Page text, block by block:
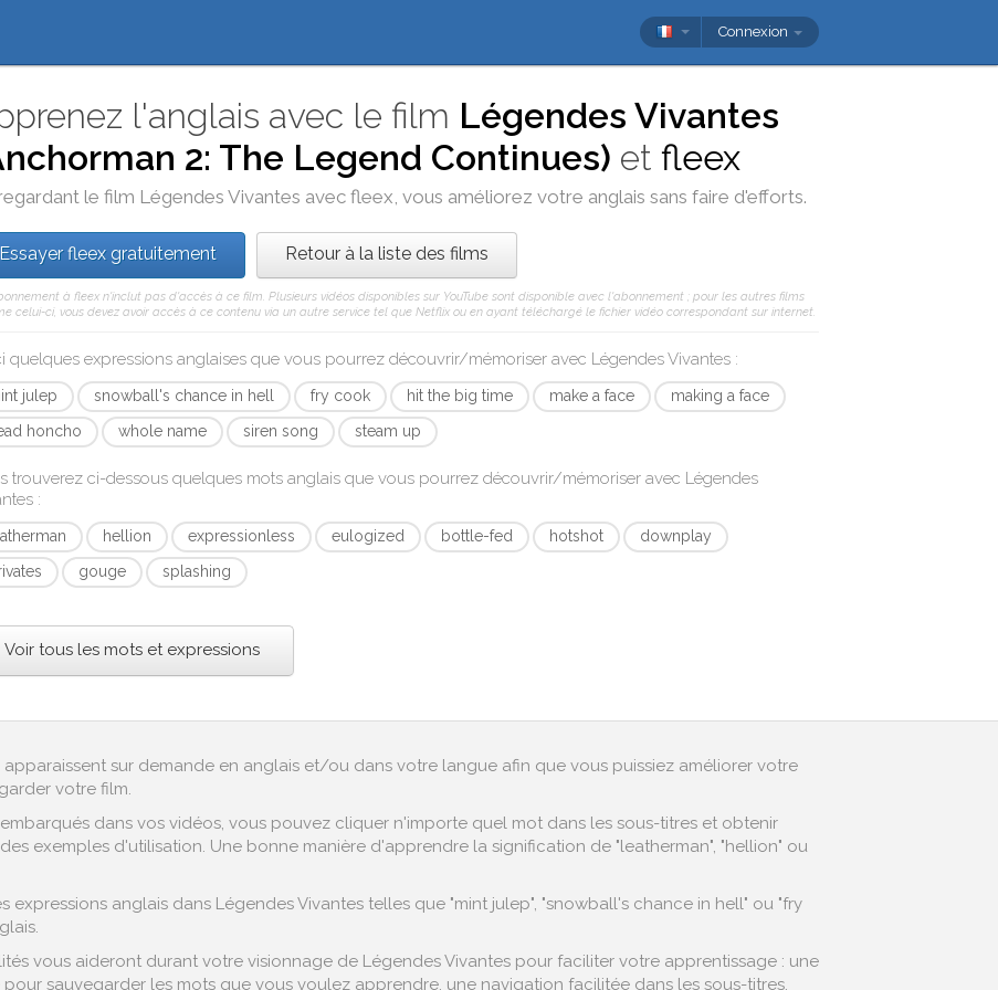
Connexion
l'anglais avec le film Légendes Vivantes
2: The Legend Continues) etfleex
le film Légendes Vivantes avecfleex, vous améliorez votre anglais sans faire d'efforts.
Essayer fleex gratuitement Retour à la liste des films
à fleex n'inclut pas d'accès à ce film. Plusieurs vidéos disponibles sur YouTube sont disponible avec l'abonnement ; pour les autres films
celui-ci, vous devez avoir accès à ce contenu via un autre service tel que Netflix ou en ayant téléchargé le fichier vidéo correspondant sur internet.
quelques expressions anglaises que vous pourrez découvrir/mémoriser avec Légendes Vivantes :
julep snowball's chance in hell fry cook hit the big time make a face
making a face
honcho
whole name siren song steam up
trouverez ci-dessous quelques mots anglais que vous pourrez découvrir/mémoriser avec Légendes
:
hellion expressionless eulogized bottle-fed hotshot
downplay
gouge splashing
Voir tous les mots et expressions
sur demande en anglais et/ou dans votre langue afin que vous puissiez améliorer votre
votre film.
dans vos vidéos, vous pouvez cliquer n'importe quel mot dans les sous-titres et obtenir
exemples d'utilisation. Une bonne manière d'apprendre la signification de "leatherman", "hellion" ou
anglais dans Légendes Vivantes telles que "mint julep", "snowball's chance in hell" ou "fry
vous aideront durant votre visionnage de Légendes Vivantes pour faciliter votre apprentissage : une
sauvegarder les mots que vous voulez apprendre, une navigation facilitée dans les sous-titres,